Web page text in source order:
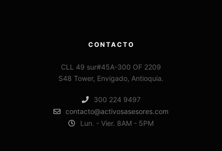
CONTACTO
CLL 49 sur#45A-300 OF 2209
S48 Tower, Envigado, Antioquia.
300 224 9497
contacto@activosasesores.com
Lun. - Vier. 8AM - 5PM